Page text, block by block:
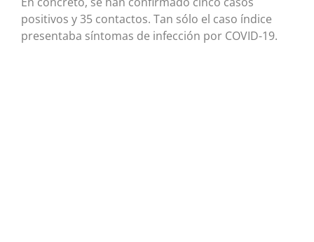
positivos y 35 contactos. Tan sólo el caso índice
presentaba síntomas de infección por COVID-19.